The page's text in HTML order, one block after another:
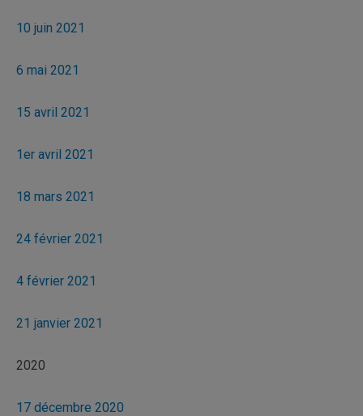
10 juin 2021
6 mai 2021
15 avril 2021
1er avril 2021
18 mars 2021
24 février 2021
4 février 2021
21 janvier 2021
2020
17 décembre 2020